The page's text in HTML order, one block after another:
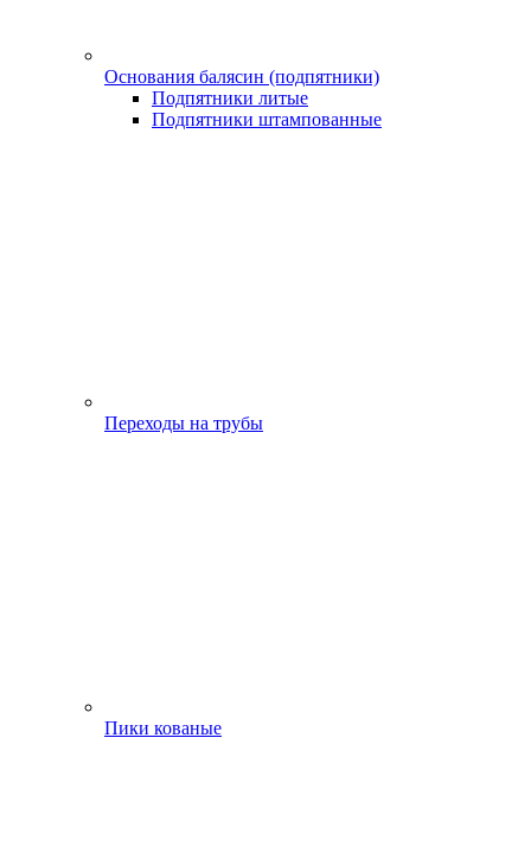
Основания балясин (подпятники)
Подпятники литые
Подпятники штампованные
Переходы на трубы
Пики кованые